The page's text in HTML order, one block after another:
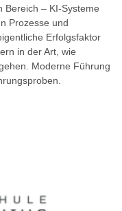
Bereich – KI-Systeme
Prozesse und
Erfolgsfaktor
in der Art, wie
Moderne Führung